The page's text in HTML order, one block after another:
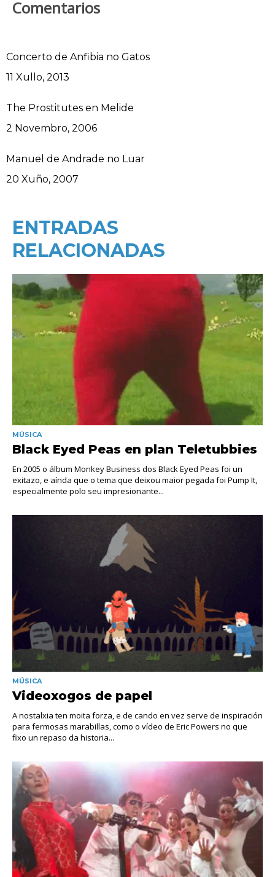
Comentarios
Concerto de Anfibia no Gatos
Data
11 Xullo, 2013
The Prostitutes en Melide
Data
2 Novembro, 2006
Manuel de Andrade no Luar
Data
20 Xuño, 2007
ENTRADAS
RELACIONADAS
MÚSICA
Black Eyed Peas en plan Teletubbies
En 2005 o álbum Monkey Business dos Black Eyed Peas foi un
exitazo, e aínda que o tema que deixou maior pegada foi Pump It,
especialmente polo seu impresionante...
MÚSICA
Videoxogos de papel
A nostalxia ten moita forza, e de cando en vez serve de inspiración
para fermosas marabillas, como o vídeo de Eric Powers no que
fixo un repaso da historia...